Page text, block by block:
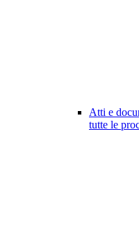
Atti e
tutte le